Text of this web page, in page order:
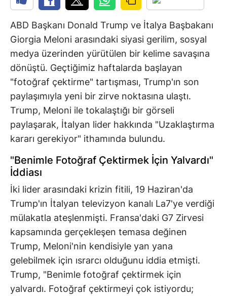
ABD Başkanı Donald Trump ve İtalya Başbakanı
Giorgia Meloni arasındaki siyasi gerilim, sosyal
medya üzerinden yürütülen bir kelime savaşına
dönüştü. Geçtiğimiz haftalarda başlayan
"fotoğraf çektirme" tartışması, Trump'ın son
paylaşımıyla yeni bir zirve noktasına ulaştı.
Trump, Meloni ile tokalaştığı bir görseli
paylaşarak, İtalyan lider hakkında "Uzaklaştırma
kararı gerekiyor" ithamında bulundu.
"Benimle Fotoğraf Çektirmek İçin Yalvardı"
İddiası
İki lider arasındaki krizin fitili, 19 Haziran'da
Trump'ın İtalyan televizyon kanalı La7'ye verdiği
mülakatla ateşlenmişti. Fransa'daki G7 Zirvesi
kapsamında gerçekleşen temasa değinen
Trump, Meloni'nin kendisiyle yan yana
gelebilmek için ısrarcı olduğunu iddia etmişti.
Trump, "Benimle fotoğraf çektirmek için
yalvardı. Fotoğraf çektirmeyi çok istiyordu;